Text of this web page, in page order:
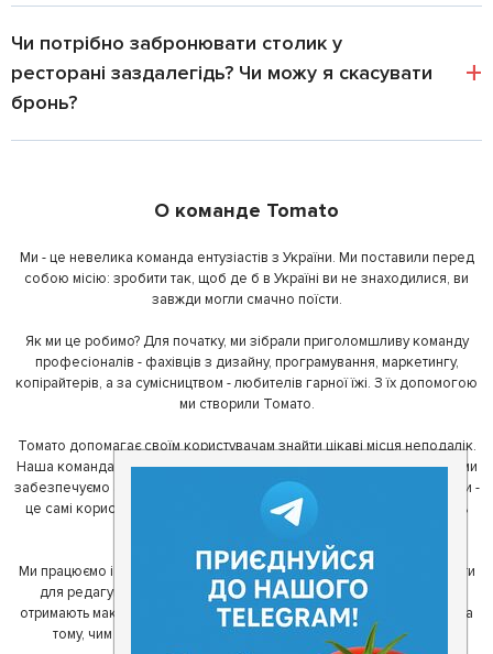
Чи потрібно забронювати столик у
ресторані заздалегідь? Чи можу я скасувати
бронь?
О команде Tomato
Ми - це невелика команда ентузіастів з України. Ми поставили перед
собою місію: зробити так, щоб де б в Україні ви не знаходилися, ви
завжди могли смачно поїсти.
Як ми це робимо? Для початку, ми зібрали приголомшливу команду
професіоналів - фахівців з дизайну, програмування, маркетингу,
копірайтерів, а за сумісництвом - любителів гарної їжі. З їх допомогою
ми створили Томато.
Томато допомагає своїм користувачам знайти цікаві місця неподалік.
Наша команда регулярно зв'язується з ресторанами - таким чином ми
забезпечуємо актуальність інформації. Друга частина нашої команди -
це самі користувачі, які діляться своїми враженнями і допомагають
один одному у виборі кращих місць.
Ми працюємо і з ресторанами. Для них ми надаємо зручні інструменти
для редагування інформації про себе - в результаті відвідувачі
отримають максимум інформації, а ресторан зможе зосередитися на
тому, чим він любить займатися більше всього - смачній їжі.